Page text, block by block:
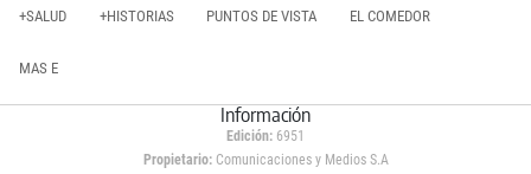
+SALUD +HISTORIAS PUNTOS DE VISTA EL COMEDOR
MAS E
Información
Edición: 6951
Propietario:Comunicaciones y Medios S.A